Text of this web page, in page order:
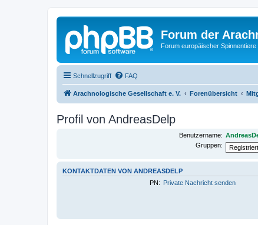
Forum der
Forum europäischer Spinnentiere
Schnellzugriff FAQ
Arachnologische Gesellschaft e. V. Forenübersicht
Profil von AndreasDelp
Benutzername:
Gruppen:
KONTAKTDATEN VON ANDREASDELP
PN: Private Nachricht senden